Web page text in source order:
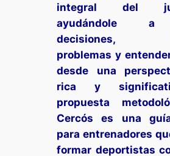
integral del
ayudándole a
decisiones,
problemas y
desde una
rica y
propuesta
Cercós es una
para entrenadores
formar deportistas